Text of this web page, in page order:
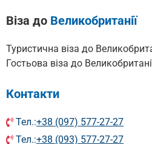
Віза до Великобританії
Туристична віза до
Гостьова віза до
Контакти
Тел.:+38 (097) 577-27-27
Тел.:+38 (093) 577-27-27